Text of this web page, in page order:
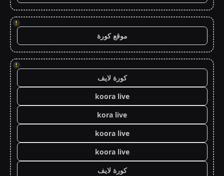
!
موقع كورة
!
كورة لايف
koora live
kora live
koora live
koora live
كورة لايف